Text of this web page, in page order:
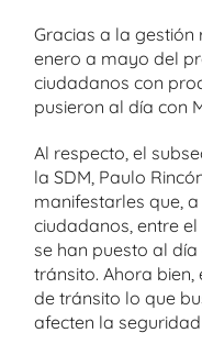
Gracias a la
enero a mayo del
ciudadanos con
pusieron al día con
Al respecto, el
la SDM, Paulo
manifestarles que,
ciudadanos, entre
se han puesto al
tránsito. Ahora
de tránsito lo que
afecten la seguridad